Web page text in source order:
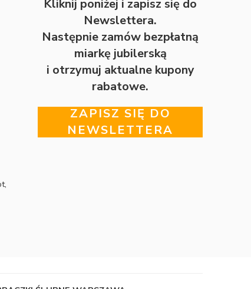
Kliknij poniżej i zapisz się do
Newslettera.
Następnie zamów bezpłatną
miarkę jubilerską
i otrzymuj aktualne kupony
rabatowe.
ZAPISZ SIĘ DO
NEWSLETTERA